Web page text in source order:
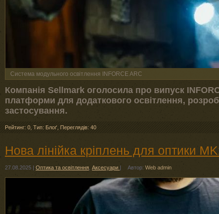
Система модульного освітлення INFORCE ARC
Компанія Sellmark оголосила про випуск
платформи для додаткового освітлення,
застосування.
Рейтинг: 0 Тип: Блоґ Переглядів: 40
Нова лінійка кріплень для оптики
27.08.2025 |Оптика та освітлення Аксесуари | Автор: Web admin